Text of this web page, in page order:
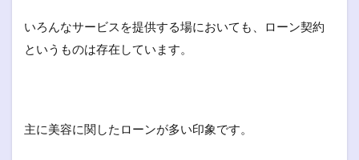
いろんなサービスを提供する場においても、ローン契約
というものは存在しています。
主に美容に関したローンが多い印象です。